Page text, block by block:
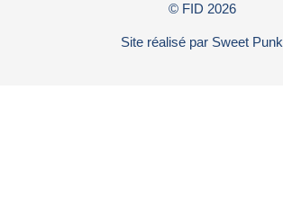
© FID 2026
Site réalisé par Sweet Punk